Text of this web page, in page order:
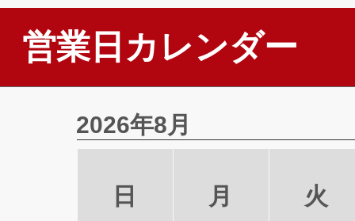
営業日カレンダー
2026年8月
日 月 火